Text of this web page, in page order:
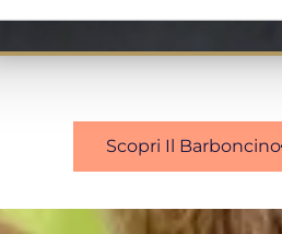
Scopri Il Barboncino